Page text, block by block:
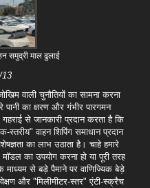
समुद्री माल ढुलाई
13
वाली चुनौतियों का सामना करना
पानी का क्षरण और गंभीर पारगमन
से जानकारी प्रदान करता है कि
वाहन शिपिंग समाधान प्रदान
का लाभ उठाता है। चाहे हमारे
का उपयोग करना हो या पूरी तरह
से बड़े पैमाने पर वाणिज्यिक बेड़े
और "मिलीमीटर-स्तर" एंटी-स्क्रैच